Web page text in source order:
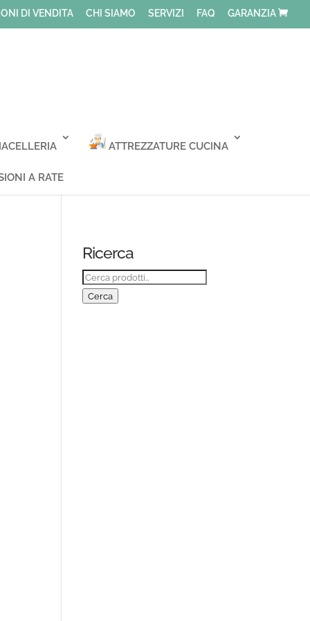
DI VENDITA CHI SIAMO SERVIZI FAQ GARANZIA
ATTREZZATURE CUCINA
A RATE
Ricerca
Cerca:
Cerca